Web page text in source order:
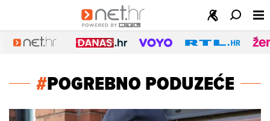
#POGREBNO PODUZEĆE